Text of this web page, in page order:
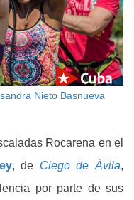
Nieto Basnueva
Rocarena en el
, de Ciego de Ávila,
por parte de sus